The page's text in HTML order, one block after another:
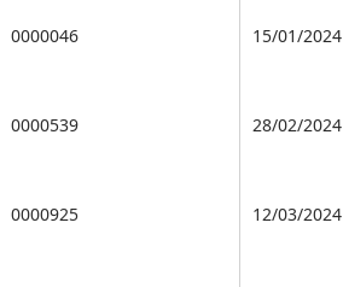
0000046 15/01/2024
0000539 28/02/2024
0000925 12/03/2024